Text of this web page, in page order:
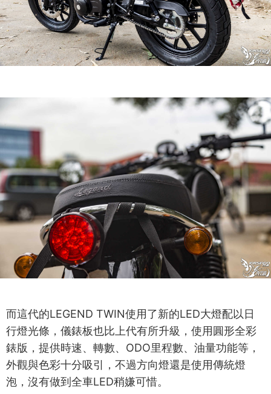
而這代的LEGEND TWIN使用了新的LED大燈配以日
行燈光條，儀錶板也比上代有所升級，使用圓形全彩
錶版，提供時速、轉數、ODO里程數、油量功能等，
外觀與色彩十分吸引，不過方向燈還是使用傳統燈
泡，沒有做到全車LED稍嫌可惜。